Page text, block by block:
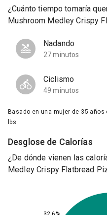
¿Cuánto tiempo tomaría
Mushroom Medley Crispy
Nadando
27 minutos
Ciclismo
49 minutos
Basado en una mujer de 35
lbs.
Desglose de Calorías
¿De dónde vienen las
Medley Crispy Flatbread